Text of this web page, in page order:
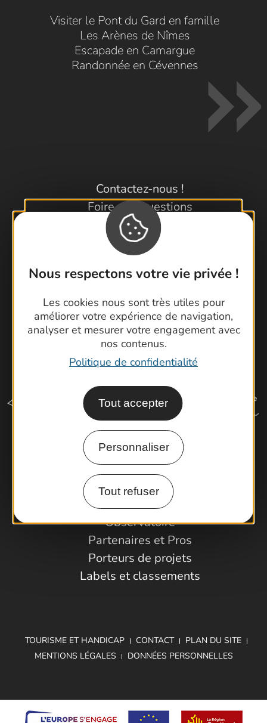
Nous respectons votre vie privée !
Les cookies nous sont très utiles pour
améliorer votre expérience de navigation,
analyser et mesurer votre engagement avec
nos contenus.
Politique de confidentialité
Tout accepter
Personnaliser
Tout refuser
Visiter le Pont du Gard en famille
Les Arènes de Nîmes
Escapade en Camargue
Randonnée en Cévennes
Contactez-nous !
Foire aux questions
Brochures
Cartoguides et Topoguides
Latitude Gard
Espace Pro
Observatoire
Partenaires et Pros
Porteurs de projets
Labels et classements
TOURISME ET HANDICAP CONTACT
PLAN DU SITE
MENTIONS LÉGALES
DONNÉES PERSONNELLES